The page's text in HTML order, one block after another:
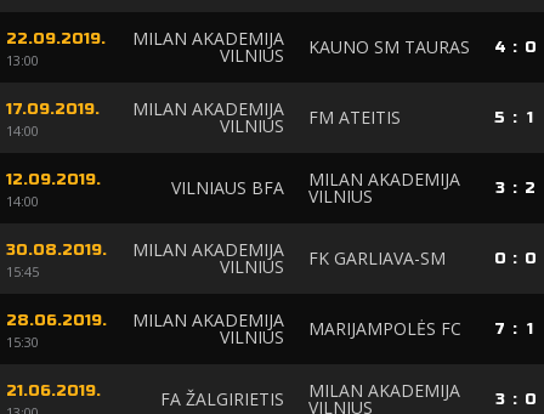
22.09.2019.
13:00
MILAN AKADEMIJA
VILNIUS KAUNO SM TAURAS 4 : 0
17.09.2019.
14:00
MILAN AKADEMIJA
VILNIUS FM ATEITIS 5 : 1
12.09.2019.
14:00
VILNIAUS BFA MILAN AKADEMIJA
VILNIUS 3 : 2
30.08.2019.
15:45
MILAN AKADEMIJA
VILNIUS FK GARLIAVA-SM 0 : 0
28.06.2019.
15:30
MILAN AKADEMIJA
VILNIUS MARIJAMPOLĖS FC 7 : 1
21.06.2019. FA ŽALGIRIETIS MILAN AKADEMIJA
VILNIUS 3 : 0